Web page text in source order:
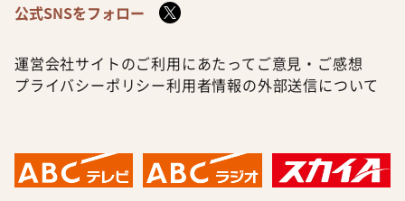
公式SNSをフォロー
運営会社サイトのご利用にあたって ご意見・ご感想
プライバシーポリシー利用者情報の外部送信について